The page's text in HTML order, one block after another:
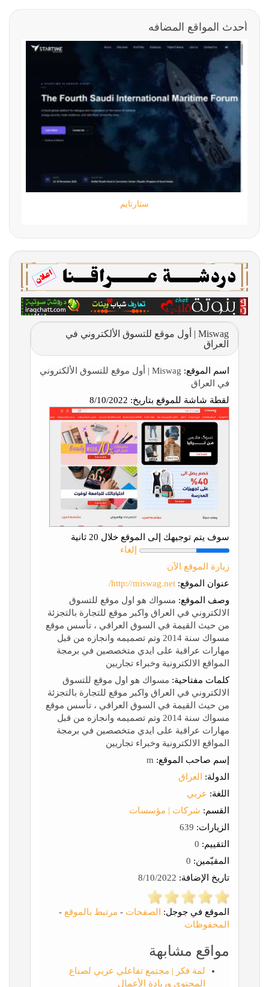
أحدث المواقع المضافه
ستارتايم
Miswag | أول موقع للتسوق الألكتروني في
العراق
اسم الموقع:
Miswag | أول موقع للتسوق الألكتروني
في العراق
لقطة شاشة للموقع بتاريخ:
سوف يتم توجيهك إلى الموقع خلال 20 ثانية
إلغاء
زيارة الموقع الآن
عنوان الموقع: http://miswag.net/
وصف الموقع: مسواك هو اول موقع للتسوق
الالكتروني في العراق واكبر موقع للتجارة بالتجزئة
من حيث القيمة في السوق العراقي ، تأسس موقع
مسواك سنة 2014 وتم تصميمه وانجازه من قبل
مهارات عراقية على ايدي متخصصين في برمجة
المواقع الالكترونية وخبراء تجاريين
كلمات مفتاحية: مسواك هو اول موقع للتسوق
الالكتروني في العراق واكبر موقع للتجارة بالتجزئة
من حيث القيمة في السوق العراقي ، تأسس موقع
مسواك سنة 2014 وتم تصميمه وانجازه من قبل
مهارات عراقية على ايدي متخصصين في برمجة
المواقع الالكترونية وخبراء تجاريين
إسم صاحب الموقع:
الدولة:
العراق
اللغة: عربي
القسم: شركات | مؤسسات
الزيارات:
التقييم:
المقيّمين:
تاريخ الإضافة:
الموقع في جوجل: الصفحات - مرتبط بالموقع -
المحفوظات
مواقع مشابهة
لمة فكر | مجتمع تفاعلي عربي لصناع
المحتوى وريادة الأعمال